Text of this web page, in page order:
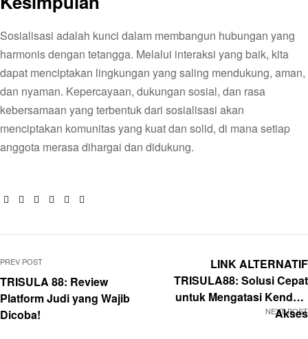
Sosialisasi adalah kunci dalam membangun hubungan yang
harmonis dengan tetangga. Melalui interaksi yang baik, kita
dapat menciptakan lingkungan yang saling mendukung, aman,
dan nyaman. Kepercayaan, dukungan sosial, dan rasa
kebersamaan yang terbentuk dari sosialisasi akan
menciptakan komunitas yang kuat dan solid, di mana setiap
anggota merasa dihargai dan didukung.
Facebook
TwitterLinkedinGoogle+Pinterest
PREV POST
TRISULA 88: Review
Platform Judi yang Wajib
Dicoba!
NEXT POST
LINK ALTERNATIF
TRISULA88: Solusi Cepat
untuk Mengatasi Kendala
Akses